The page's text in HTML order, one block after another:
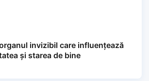
invizibil care influențează
și starea de bine